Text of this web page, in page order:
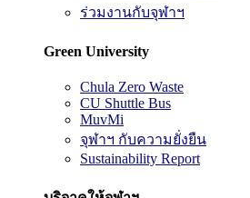
ร่วมงานกับจุฬาฯ
Green University
Chula Zero Waste
CU Shuttle Bus
MuvMi
จุฬาฯ กับความยั่งยืน
Sustainability Report